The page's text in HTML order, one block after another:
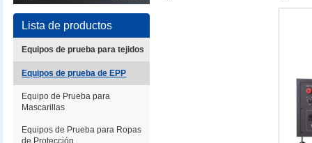
Lista de productos
Equipos de prueba para tejidos
Equipos de prueba de EPP
Equipo de Prueba para
Mascarillas
Equipos de Prueba para Ropas
de Protección